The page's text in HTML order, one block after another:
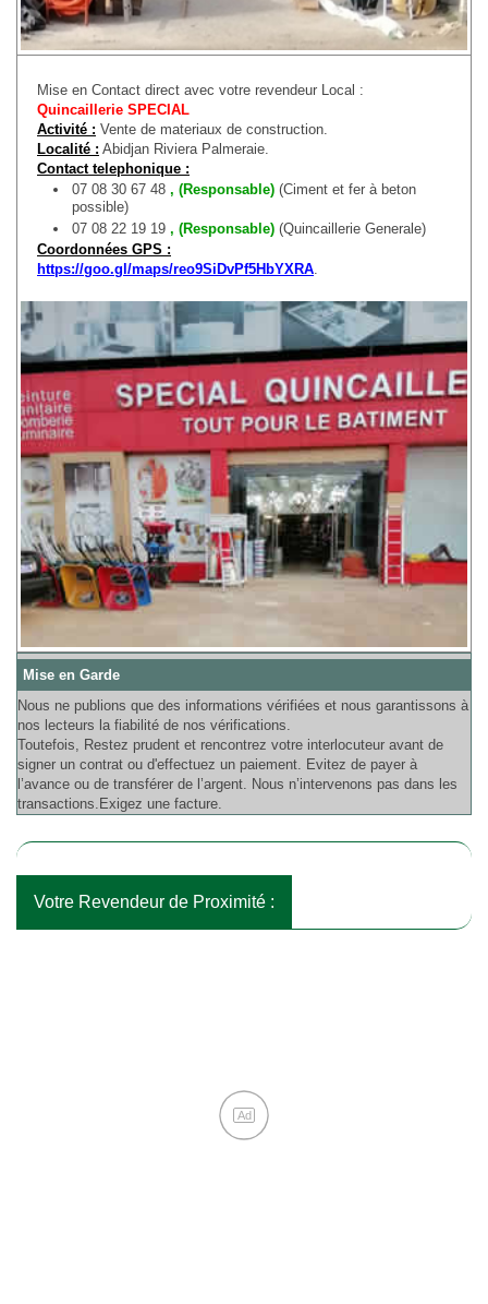
Mise en Contact direct avec votre revendeur Local :
Quincaillerie SPECIAL
Activité : Vente de materiaux de construction.
Localité : Abidjan Riviera Palmeraie.
Contact telephonique :
07 08 30 67 48 , (Responsable) (Ciment et fer à beton
possible)
07 08 22 19 19 , (Responsable) (Quincaillerie Generale)
Coordonnées GPS :
https://goo.gl/maps/reo9SiDvPf5HbYXRA
Mise en Garde
Nous ne publions que des informations vérifiées et nous garantissons à
nos lecteurs la fiabilité de nos vérifications.
Toutefois, Restez prudent et rencontrez votre interlocuteur avant de
signer un contrat ou d'effectuez un paiement. Evitez de payer à
l’avance ou de transférer de l’argent. Nous n’intervenons pas dans les
transactions.Exigez une facture.
Votre Revendeur de Proximité :
Ad